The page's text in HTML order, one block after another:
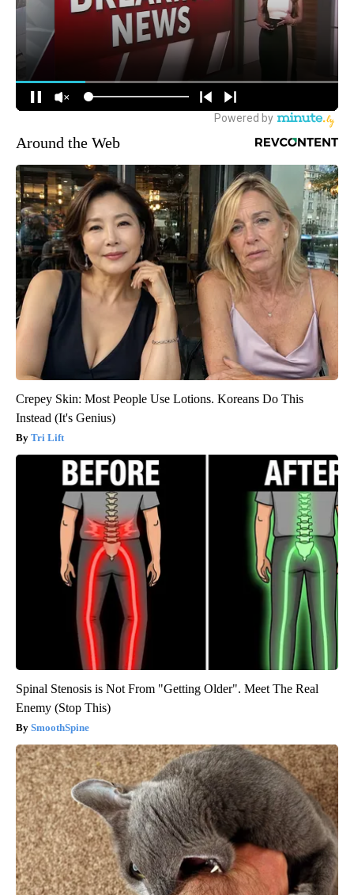
Around the Web
Crepey Skin: Most People Use Lotions. Koreans Do This
Instead (It's Genius)
Tri Lift
Spinal Stenosis is Not From "Getting Older". Meet The Real
Enemy (Stop This)
SmoothSpine